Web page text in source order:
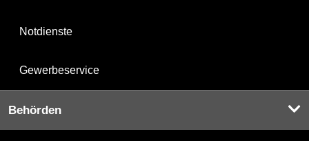
Notdienste
Gewerbeservice
Behörden